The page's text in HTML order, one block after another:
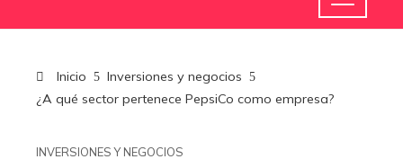
Inicio
Inversiones y negocios
¿A qué sector pertenece PepsiCo como empresa?
INVERSIONES Y NEGOCIOS